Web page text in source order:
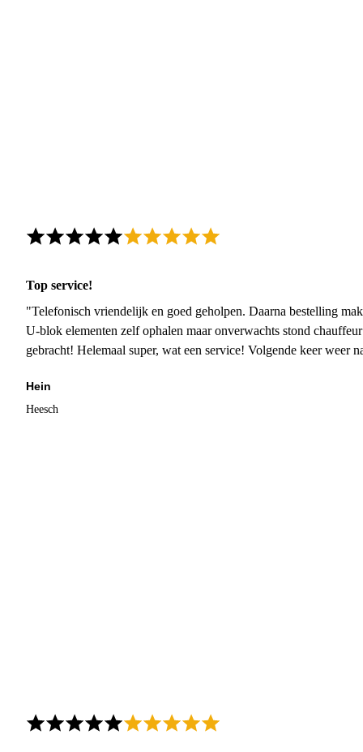
Top service!
"Telefonisch vriendelijk en goed geholpen. Daarna bestelling
U-blok elementen zelf ophalen maar onverwachts stond
gebracht! Helemaal super, wat een service! Volgende keer weer
Hein
Heesch